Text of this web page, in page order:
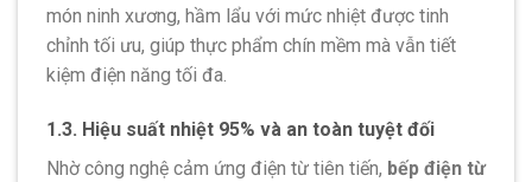
món ninh xương, hầm lẩu với mức nhiệt được tinh
chỉnh tối ưu, giúp thực phẩm chín mềm mà vẫn tiết
kiệm điện năng tối đa.
1.3. Hiệu suất nhiệt 95% và an toàn tuyệt đối
Nhờ công nghệ cảm ứng điện từ tiên tiến, bếp điện từ